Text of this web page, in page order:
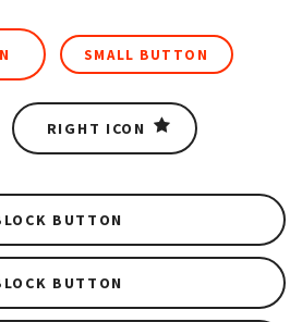
SMALL BUTTON
RIGHT ICON
BUTTON
BUTTON